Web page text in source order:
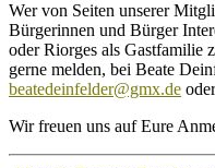
Wer von Seiten unserer
Bürgerinnen und Bürger
oder Riorges als Gastfamilie
gerne melden, bei Beate
beatedeinfelder@gmx.de
Wir freuen uns auf Eure